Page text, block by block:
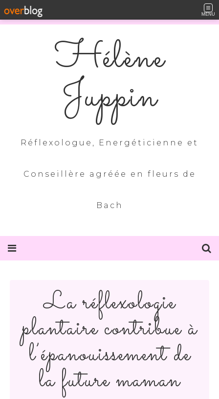
MENU
Hélène
Juppin
Réflexologue, Energéticienne et
Conseillère agréée en fleurs de
Bach
La réflexologie
plantaire contribue à
l’épanouissement de
la future maman